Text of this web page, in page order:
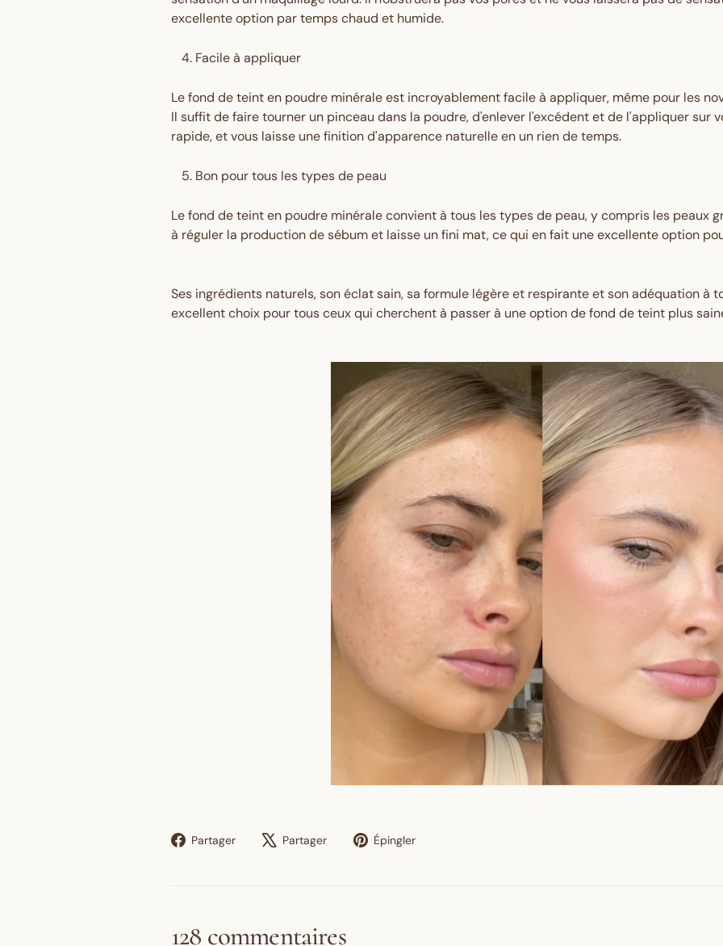
excellente option par temps chaud et humide.
Facile à appliquer
Le fond de teint en poudre minérale est incroyablement facile à appliquer, même pour les
Il suffit de faire tourner un pinceau dans la poudre, d'enlever l'excédent et de l'appliquer sur
rapide, et vous laisse une finition d'apparence naturelle en un rien de temps.
Bon pour tous les types de peau
Le fond de teint en poudre minérale convient à tous les types de peau, y compris les peaux
à réguler la production de sébum et laisse un fini mat, ce qui en fait une excellente option
Ses ingrédients naturels, son éclat sain, sa formule légère et respirante et son adéquation à
excellent choix pour tous ceux qui cherchent à passer à une option de fond de teint plus
Partager
PartagerPartager
TweeterÉpingler
128 commentaires
Get $10 Off
Sign up and enjoy $10 off
and redeem exclusive
Are you a trade
Enter your birthday